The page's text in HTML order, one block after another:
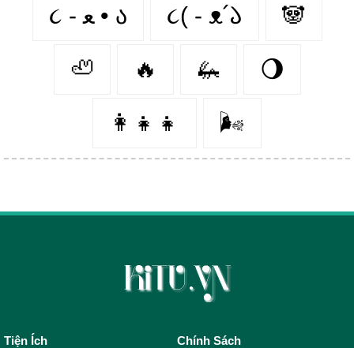
૮ - ﻌ • ა ૮( - ᴥ՛𑁬 🐼
🦥 🔥 🦗 🌖
👩‍👧‍👧 🌬️
Tiện Ích Chính Sách